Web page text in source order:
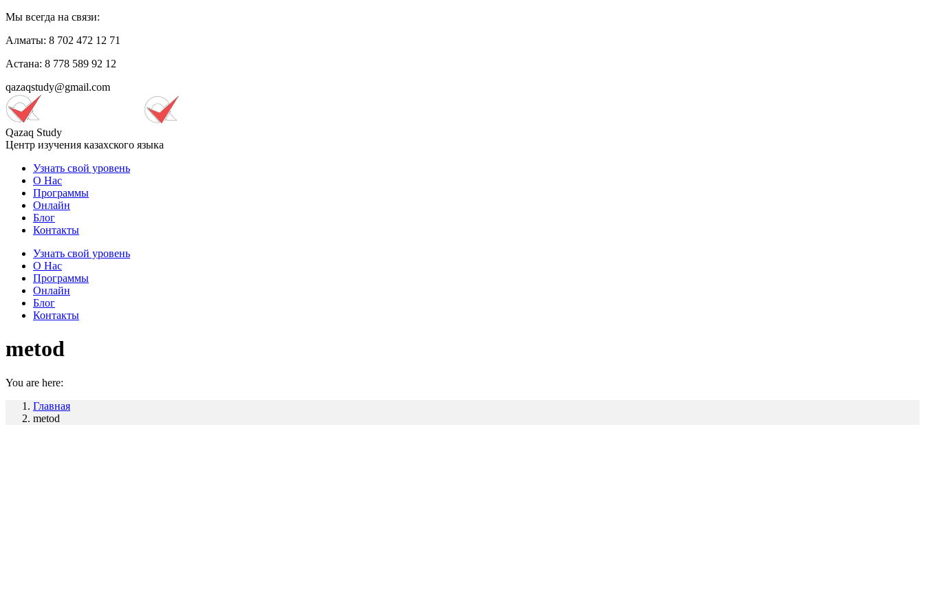
Мы всегда на связи:
Алматы: 8 702 472 12 71
Астана: 8 778 589 92 12
qazaqstudy@gmail.com
Qazaq Study
Центр изучения казахского языка
Узнать свой уровень
О Нас
Программы
Онлайн
Блог
Контакты
Узнать свой уровень
О Нас
Программы
Онлайн
Блог
Контакты
metod
You are here:
Главная
metod